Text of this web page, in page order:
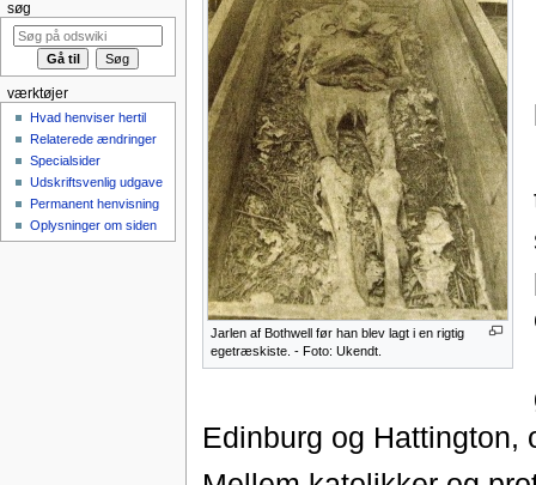
Jarlen af Bothwell før han blev lagt i en rigtig
egetræskiste. - Foto: Ukendt.
Edinburg og Hattington,
søg
værktøjer
Hvad henviser hertil
Relaterede ændringer
Specialsider
Udskriftsvenlig udgave
Permanent henvisning
Oplysninger om siden